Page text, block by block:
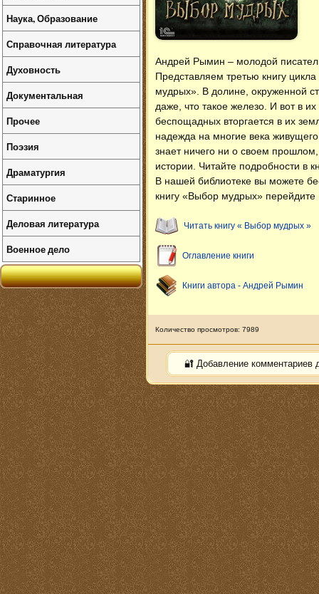
Андрей Рымин – молодой
Представляем третью книгу
мудрых». В долине, окруженной
даже, что такое железо. И вот в
беспощадных вторгается в их
надежда на многие века
знает ничего ни о своем
истории. Читайте подробности в
В нашей библиотеке вы можете
книгу «Выбор мудрых»
Читать книгу « Выбор мудрых »
Оглавление книги
Книги автора - Андрей Рымин
Количество просмотров: 7989
🔐 Добавление комментариев
Наука, Образование
Справочная литература
Духовность
Документальная
Прочее
Поэзия
Драматургия
Старинное
Деловая литература
Военное дело